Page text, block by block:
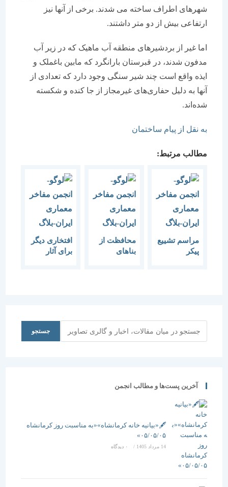
شهرهای اطراف ساخته می شدند. برخی از آنها نیز
ارتفاعی بیش از دو متر داشتند.
اما غیر از بردشیرهای منطقه آب ماهیک که در زیر آب
مدفون شدند، در قبرستان بارانگرد که مابین باغملک و
ایذه واقع است چند شیر سنگی وجود دارد که تعدادی از
آنها به دلیل حفاری‌های غیرمجاز از جا کنده و شکسته
شده‌اند.
به نقل از پیام ساختمان
مطالب مرتبط:
مراسم تشییع
محافظت از
افتخاری دیگر
برای آثار
جستجو
آخرین پست‌ها و مطالب انجمن
🖋️«بیانیه خانه کرمانشاه»«به مناسبت روز کرمانشاه
۰۵/۰۵/۰۵»
/ ۰ دیدگاه